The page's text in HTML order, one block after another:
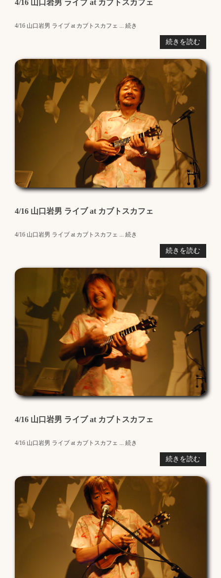
4/16 山口岩男 ライブ at カブトスカフェ
4/16 山口岩男 ライブ at カブトスカフェ ... 続き
続きを読む
4/16 山口岩男 ライブ at カブトスカフェ
4/16 山口岩男 ライブ at カブトスカフェ ... 続き
続きを読む
4/16 山口岩男 ライブ at カブトスカフェ
4/16 山口岩男 ライブ at カブトスカフェ ... 続き
続きを読む